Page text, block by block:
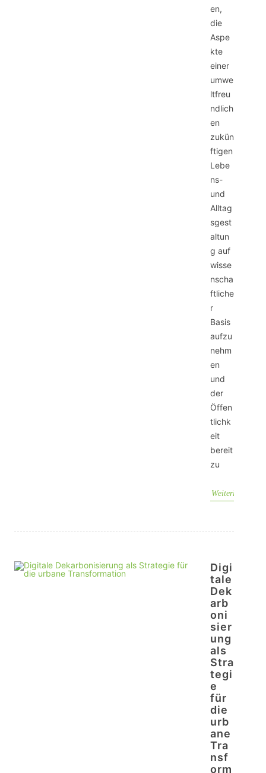
en,
die
Aspe
kte
einer
umwe
ltfreu
ndlich
en
zukün
ftigen
Lebe
ns-
und
Alltag
sgest
altun
g auf
wisse
nscha
ftliche
r
Basis
aufzu
nehm
en
und
der
Öffen
tlichk
eit
bereit
zu
Weiterlesen
Digi
tale
Dek
arb
oni
sier
ung
als
Stra
tegi
e
für
die
urb
ane
Tra
nsf
orm